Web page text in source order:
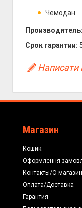
Чемодан
Производитель:
Срок гарантии:
Написати
Магазин
Кошик
Оформлення
Контакты/О
Оплата/Доставка
Гарантия